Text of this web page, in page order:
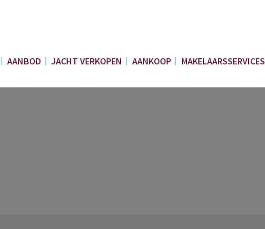
AANBOD JACHT VERKOPEN AANKOOP MAKELAARSSERVICES